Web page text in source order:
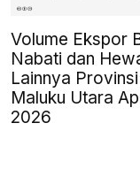
Volume Ekspor
Nabati dan
Lainnya Provinsi
Maluku Utara
2026